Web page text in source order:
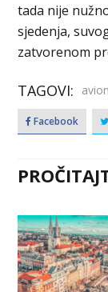
tada nije
sjedenja,
zatvorenom
TAGOVI: avion
Facebook